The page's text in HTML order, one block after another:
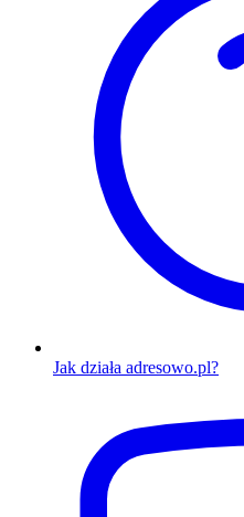
Jak działa adresowo.pl?